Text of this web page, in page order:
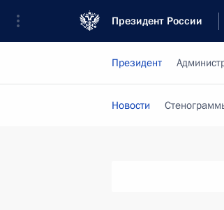
Президент России
Президент
Новости